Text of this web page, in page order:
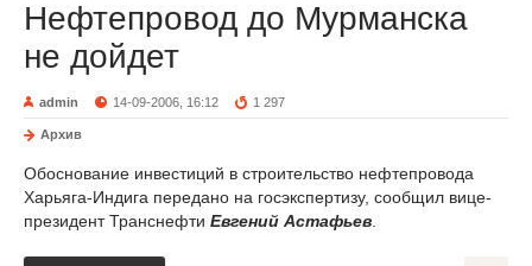
Нефтепровод до Мурманска
не дойдет
admin 14-09-2006, 16:12 1 297
Архив
Обоснование инвестиций в строительство нефтепровода
Харьяга-Индига передано на госэкспертизу, сообщил вице-
президент Транснефти Евгений Астафьев